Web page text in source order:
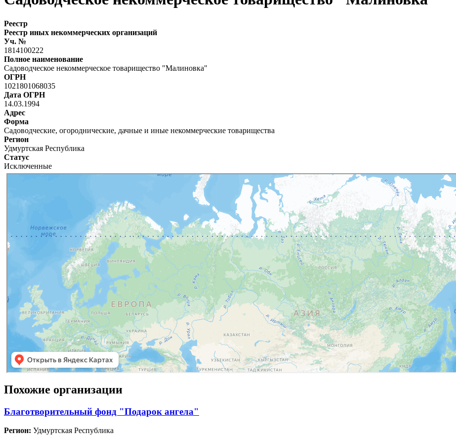
Реестр
Реестр иных некоммерческих организаций
Уч. №
1814100222
Полное наименование
Садоводческое некоммерческое товарищество "Малиновка"
ОГРН
1021801068035
Дата ОГРН
14.03.1994
Адрес
Форма
Садоводческие, огороднические, дачные и иные некоммерческие товарищества
Регион
Удмуртская Республика
Статус
Исключенные
Похожие организации
Благотворительный фонд "Подарок ангела"
Регион: Удмуртская Республика